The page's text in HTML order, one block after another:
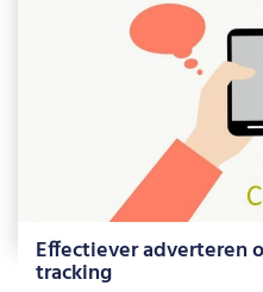
Effectiever adverteren
tracking